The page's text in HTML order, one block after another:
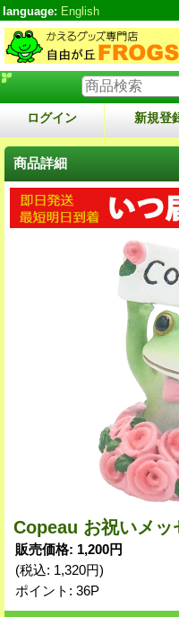
language: English
ログイン 新規登
商品詳細
Copeau お祝いメッ
販売価格: 1,200円
(税込: 1,320円)
ポイント: 36P